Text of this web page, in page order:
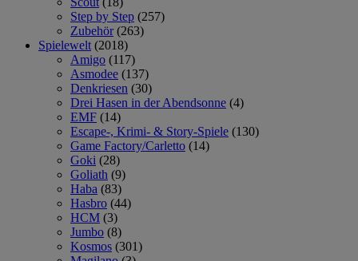
Step by Step (257)
Zubehör (263)
Spielewelt (2018)
Amigo (117)
Asmodee (137)
Denkriesen (30)
Drei Hasen in der Abendsonne (4)
EMF (14)
Escape-, Krimi- & Story-Spiele (130)
Game Factory/Carletto (14)
Goki (28)
Goliath (9)
Haba (83)
Hasbro (44)
HCM (3)
Jumbo (8)
Kosmos (301)